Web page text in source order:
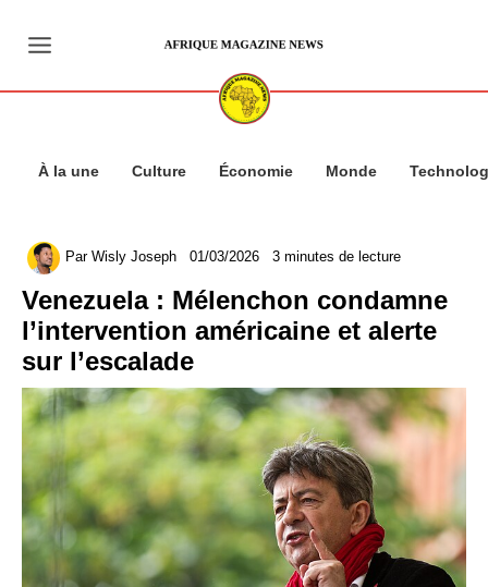
contenu
À la une Culture Économie Monde
Par Wisly Joseph 01/03/2026 3 minutes de lecture
Venezuela : Mélenchon condamne
l’intervention américaine et alerte
sur l’escalade